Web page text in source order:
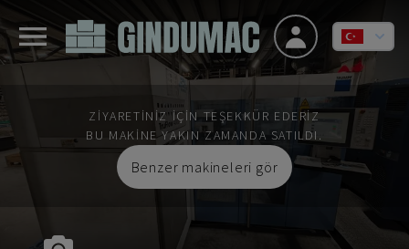
ZIYARETINIZ IÇIN TEŞEKKÜR EDERIZ
BU MAKINE YAKIN ZAMANDA SATILDI.
Benzer makineleri gör